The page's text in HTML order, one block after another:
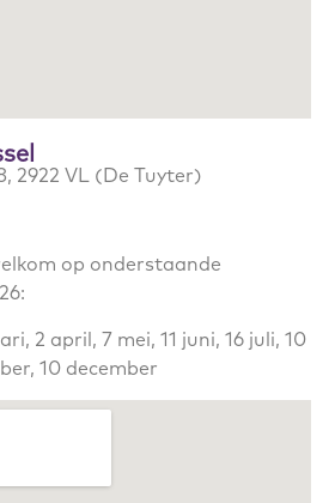
2922 VL (De Tuyter)
op onderstaande
2 april, 7 mei, 11 juni, 16 juli, 10
10 december